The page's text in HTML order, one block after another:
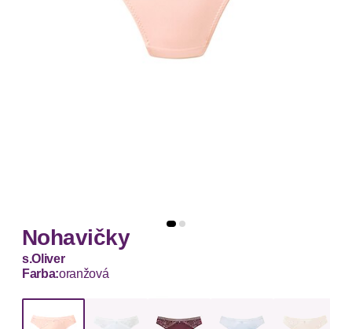
Nohavičky
s.Oliver
Farba:oranžová